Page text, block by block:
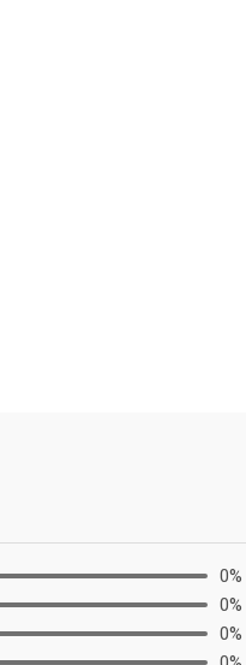
0%
0%
0%